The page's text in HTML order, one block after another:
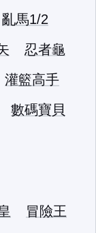
亂馬1/2
忍者龜
灌籃高手
數碼寶貝
冒險王